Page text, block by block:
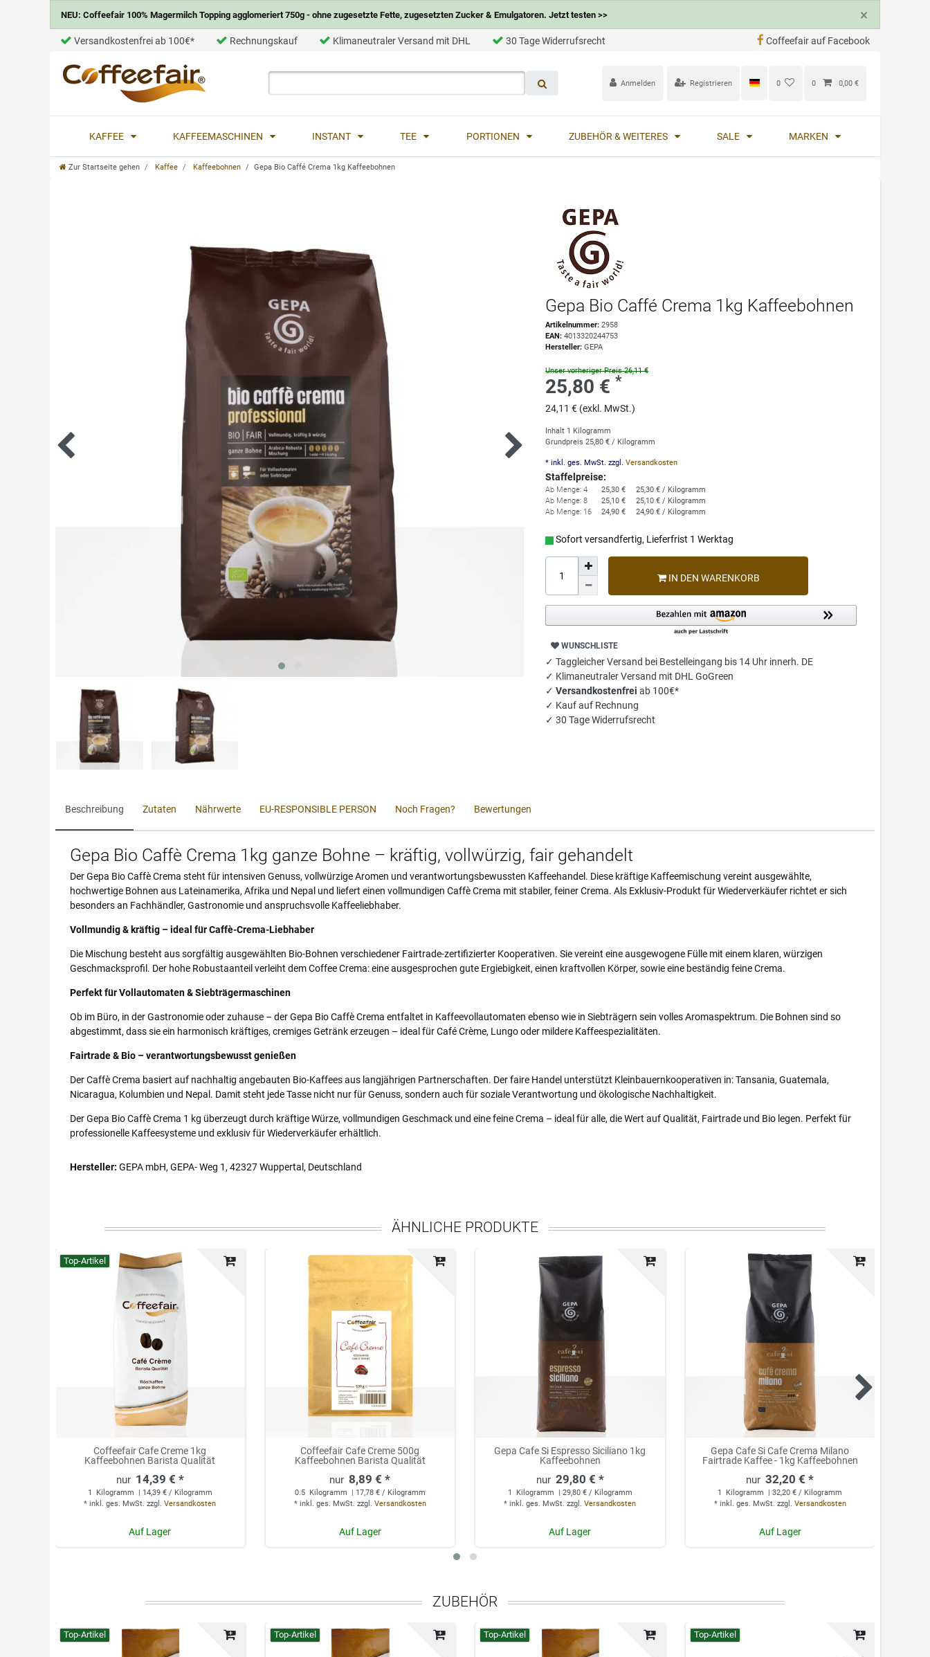
NEU: Coffeefair 100% Magermilch Topping agglomeriert 750g - ohne zugesetzte Fette, zugesetzten Zucker & Emulgatoren. Jetzt testen >> ×
Versandkostenfrei ab 100€* Rechnungskauf Klimaneutraler Versand mit DHL 30 Tage Widerrufsrecht Coffeefair auf Facebook
Anmelden Registrieren 0 0 0,00 €
KAFFEE KAFFEEMASCHINEN INSTANT TEE PORTIONEN ZUBEHÖR & WEITERES SALE MARKEN
Zur Startseite gehen Kaffee Kaffeebohnen Gepa Bio Caffé Crema 1kg Kaffeebohnen
Gepa Bio Caffé Crema 1kg Kaffeebohnen
Artikelnummer:2958
EAN:4013320244753
Hersteller: GEPA
Unser vorheriger Preis 26,11 €
25,80 €*
24,11 € (exkl. MwSt.)
Inhalt 1 Kilogramm
Grundpreis25,80 € / Kilogramm
* inkl. ges. MwSt. zzgl. Versandkosten
Staffelpreise:
Ab Menge: 4 25,30 €
25,30 € / Kilogramm
Ab Menge: 8
25,10 €
25,10 € / Kilogramm
Ab Menge: 16
24,90 € 24,90 € / Kilogramm
Sofort versandfertig, Lieferfrist 1 Werktag
IN DEN WARENKORB
WUNSCHLISTE
✓ Taggleicher Versand bei Bestelleingang bis 14 Uhr innerh. DE
✓ Klimaneutraler Versand mit DHL GoGreen
✓Versandkostenfreiab 100€*
✓ Kauf auf Rechnung
✓ 30 Tage Widerrufsrecht
Beschreibung Zutaten Nährwerte EU-RESPONSIBLE PERSON Noch Fragen? Bewertungen
Gepa Bio Caffè Crema 1kg ganze Bohne – kräftig, vollwürzig, fair gehandelt
Der Gepa Bio Caffè Crema steht für intensiven Genuss, vollwürzige Aromen und verantwortungsbewussten Kaffeehandel. Diese kräftige Kaffeemischung vereint ausgewählte,
hochwertige Bohnen aus Lateinamerika, Afrika und Nepal und liefert einen vollmundigen Caffè Crema mit stabiler, feiner Crema. Als Exklusiv-Produkt für Wiederverkäufer richtet er sich
besonders an Fachhändler, Gastronomie und anspruchsvolle Kaffeeliebhaber.
Vollmundig & kräftig – ideal für Caffè-Crema-Liebhaber
Die Mischung besteht aus sorgfältig ausgewählten Bio-Bohnen verschiedener Fairtrade-zertifizierter Kooperativen. Sie vereint eine ausgewogene Fülle mit einem klaren, würzigen
Geschmacksprofil. Der hohe Robustaanteil verleiht dem Coffee Crema: eine ausgesprochen gute Ergiebigkeit, einen kraftvollen Körper, sowie eine beständig feine Crema.
Perfekt für Vollautomaten & Siebträgermaschinen
Ob im Büro, in der Gastronomie oder zuhause – der Gepa Bio Caffè Crema entfaltet in Kaffeevollautomaten ebenso wie in Siebträgern sein volles Aromaspektrum. Die Bohnen sind so
abgestimmt, dass sie ein harmonisch kräftiges, cremiges Getränk erzeugen – ideal für Café Crème, Lungo oder mildere Kaffeespezialitäten.
Fairtrade & Bio – verantwortungsbewusst genießen
Der Caffè Crema basiert auf nachhaltig angebauten Bio-Kaffees aus langjährigen Partnerschaften. Der faire Handel unterstützt Kleinbauernkooperativen in: Tansania, Guatemala,
Nicaragua, Kolumbien und Nepal. Damit steht jede Tasse nicht nur für Genuss, sondern auch für soziale Verantwortung und ökologische Nachhaltigkeit.
Der Gepa Bio Caffè Crema 1 kg überzeugt durch kräftige Würze, vollmundigen Geschmack und eine feine Crema – ideal für alle, die Wert auf Qualität, Fairtrade und Bio legen. Perfekt für
professionelle Kaffeesysteme und exklusiv für Wiederverkäufer erhältlich.
Hersteller: GEPA mbH, GEPA- Weg 1, 42327 Wuppertal, Deutschland
ÄHNLICHE PRODUKTE
Top-Artikel
Coffeefair Cafe Creme 1kg
Kaffeebohnen Barista Qualität
14,39 € *
1 Kilogramm
| 14,39 € / Kilogramm
*inkl. ges. MwSt. zzgl.Versandkosten
Auf Lager
Coffeefair Cafe Creme 500g
Kaffeebohnen Barista Qualität
8,89 € *
0.5 Kilogramm
| 17,78 € / Kilogramm
* inkl. ges. MwSt. zzgl. Versandkosten
Auf Lager
Gepa Cafe Si Espresso Siciliano 1kg
Kaffeebohnen
29,80 € *
1 Kilogramm
| 29,80 € / Kilogramm
*inkl. ges. MwSt. zzgl.Versandkosten
Auf Lager
Gepa Cafe Si Cafe Crema Milano
Fairtrade Kaffee - 1kg Kaffeebohnen
32,20 € *
1 Kilogramm
| 32,20 € / Kilogramm
* inkl. ges. MwSt. zzgl. Versandkosten
Auf Lager
ZUBEHÖR
Top-Artikel Top-Artikel Top-Artikel Top-Artikel